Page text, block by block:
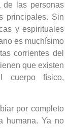
de las personas
principales. Sin
y espirituales
es muchísimo
corrientes del
que existen
cuerpo físico,
por completo
humana. Ya no